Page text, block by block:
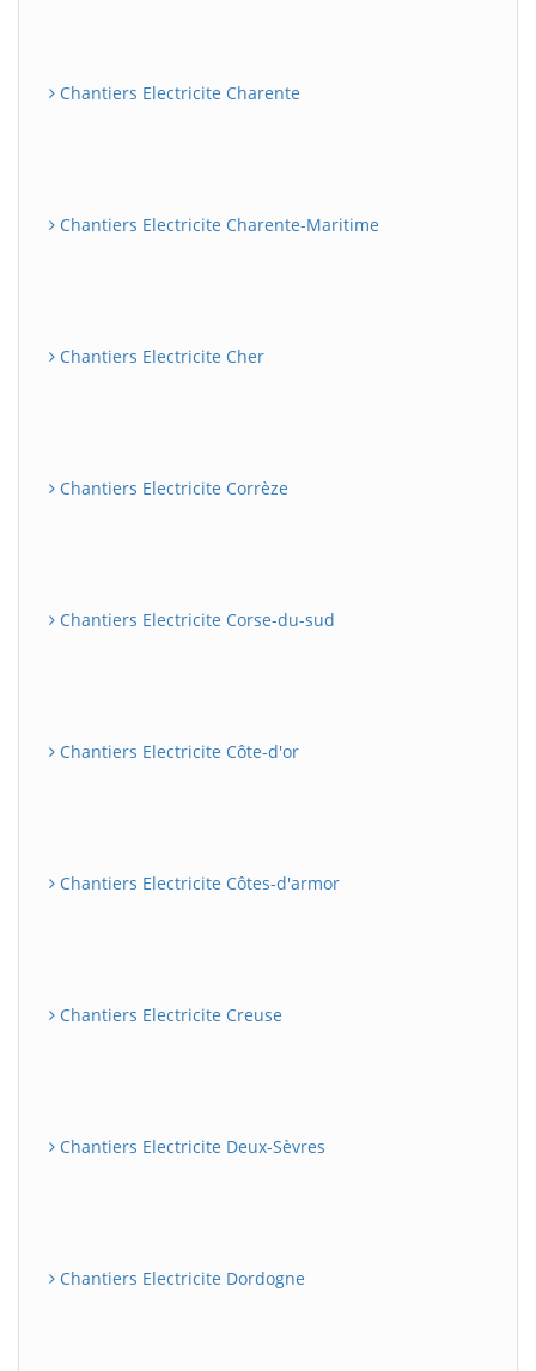
Chantiers Electricite Charente
Chantiers Electricite Charente-Maritime
Chantiers Electricite Cher
Chantiers Electricite Corrèze
Chantiers Electricite Corse-du-sud
Chantiers Electricite Côte-d'or
Chantiers Electricite Côtes-d'armor
Chantiers Electricite Creuse
Chantiers Electricite Deux-Sèvres
Chantiers Electricite Dordogne